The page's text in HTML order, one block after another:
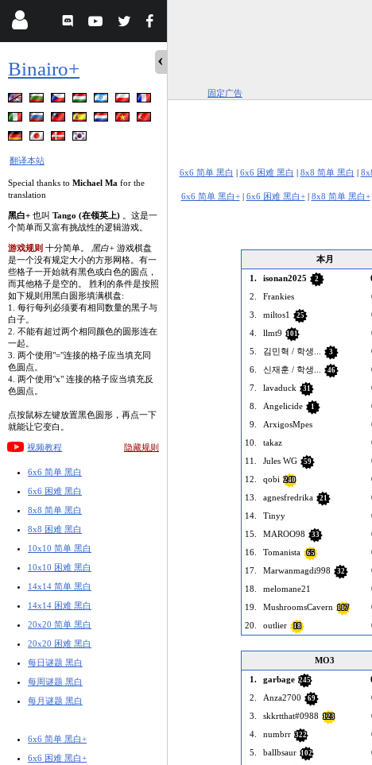
Binairo+
翻译本站
Special thanks to Michael Ma for the
translation
黑白+ 也叫 Tango (在领英上) 。这是一
个简单而又富有挑战性的逻辑游戏。
游戏规则 十分简单。 黑白+ 游戏棋盘
是一个没有规定大小的方形网格。有一
些格子一开始就有黑色或白色的圆点，
而其他格子是空的。 胜利的条件是按照
如下规则用黑白圆形填满棋盘:
1. 每行每列必须要有相同数量的黑子与
白子。
2. 不能有超过两个相同颜色的圆形连在
一起。
3. 两个使用"="连接的格子应当填充同
色圆点。
4. 两个使用"x" 连接的格子应当填充反
色圆点。
点按鼠标左键放置黑色圆形，再点一下
就能让它变白。
视频教程 隐藏规则
6x6 简单 黑白
6x6 困难 黑白
8x8 简单 黑白
8x8 困难 黑白
10x10 简单 黑白
10x10 困难 黑白
14x14 简单 黑白
14x14 困难 黑白
20x20 简单 黑白
20x20 困难 黑白
每日谜题 黑白
每周谜题 黑白
每月谜题 黑白
6x6 简单 黑白+
6x6 困难 黑白+
固定广告
6x6 简单 黑白 | 6x6 困难 黑白 | 8x8 简单 黑白 |
6x6 简单 黑白+| 6x6 困难 黑白+| 8x8 简单 黑白+
本月
1.
isonan2025 2
2.
Frankies
3.
miltos1 25
4.
llmt9 101
5.
­김민혁 / 학생... 3
6.
­신재훈 / 학생... 46
7.
lavaduck 31
8.
Angelicide 1
9.
ArxigosMpes
10.
takaz
11.
Jules WG 59
12.
qobi 240
13.
agnesfredrika 21
14.
Tinyy
15.
MAROO98 33
16.
Tomanista 65
17.
Marwanmagdi998 32
18.
melomane21
19.
MushroomsCavern 117
20.
outlier 18
MO3
1.
garbage 245
2.
Anza2700 69
3.
skkrtthat#0988 123
4.
numbrr 322
5.
ballbsaur 102